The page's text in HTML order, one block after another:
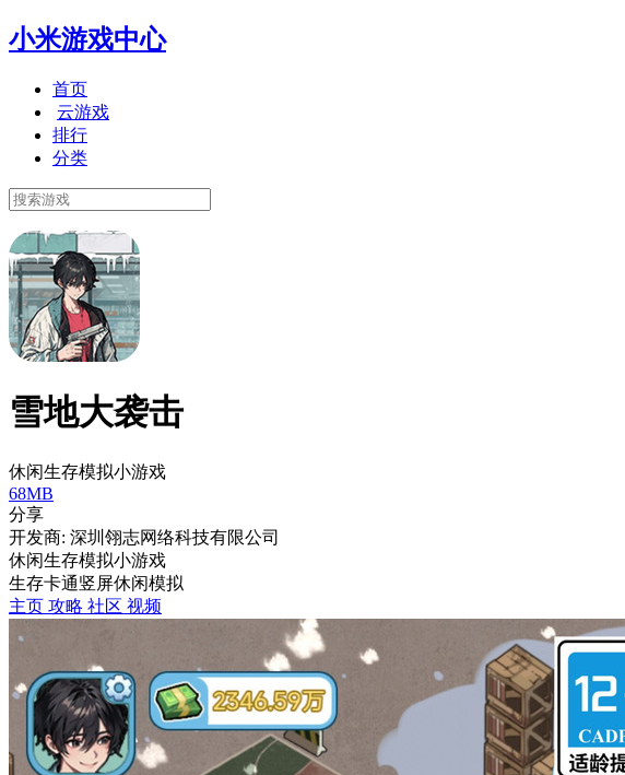
小米游戏中心
首页
云游戏
排行
分类
雪地大袭击
休闲生存模拟小游戏
68MB
分享
开发商: 深圳翎志网络科技有限公司
休闲生存模拟小游戏
生存卡通竖屏休闲模拟
主页 攻略 社区 视频